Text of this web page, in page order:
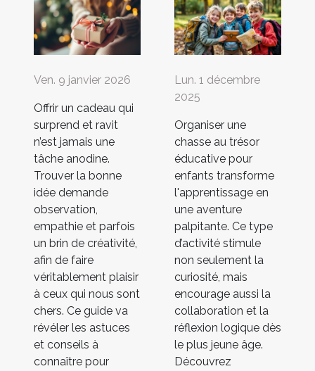
Ven. 9 janvier 2026
Offrir un cadeau qui
surprend et ravit
n’est jamais une
tâche anodine.
Trouver la bonne
idée demande
observation,
empathie et parfois
un brin de créativité,
afin de faire
véritablement plaisir
à ceux qui nous sont
chers. Ce guide va
révéler les astuces
et conseils à
connaître pour
Lun. 1 décembre
2025
Organiser une
chasse au trésor
éducative pour
enfants transforme
l'apprentissage en
une aventure
palpitante. Ce type
d’activité stimule
non seulement la
curiosité, mais
encourage aussi la
collaboration et la
réflexion logique dès
le plus jeune âge.
Découvrez